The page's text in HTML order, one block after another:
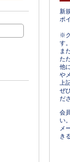
新
ポ
※
す。
ま
た
他
や
上
ぜ
だ
会
い。
メ
き